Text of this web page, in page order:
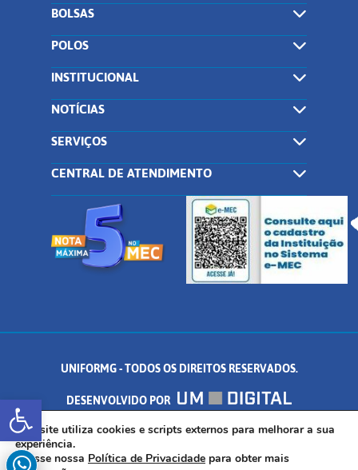
Abrir a barra de ferramentas
BOLSAS
POLOS
INSTITUCIONAL
NOTÍCIAS
SERVIÇOS
CENTRAL DE ATENDIMENTO
UNIFORMG - TODOS OS DIREITOS RESERVADOS.
DESENVOLVIDO POR
AV. DR. ARNALDO DE SENNA, 328 - PALMEIRAS, FORMIGA/MG - CEP:
35.574.530
Este site utiliza cookies e scripts externos para melhorar a sua
experiência.
Acesse nossa Política de Privacidade para obter mais